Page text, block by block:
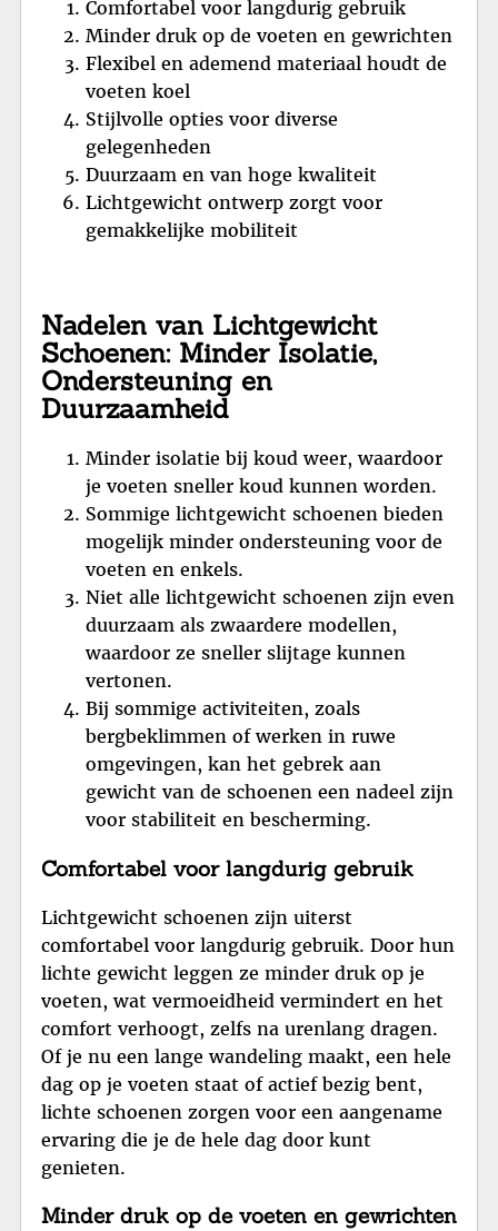
Comfortabel voor langdurig gebruik
Minder druk op de voeten en gewrichten
Flexibel en ademend materiaal houdt de
voeten koel
Stijlvolle opties voor diverse
gelegenheden
Duurzaam en van hoge kwaliteit
Lichtgewicht ontwerp zorgt voor
gemakkelijke mobiliteit
Nadelen van Lichtgewicht
Schoenen: Minder Isolatie,
Ondersteuning en
Duurzaamheid
Minder isolatie bij koud weer, waardoor
je voeten sneller koud kunnen worden.
Sommige lichtgewicht schoenen bieden
mogelijk minder ondersteuning voor de
voeten en enkels.
Niet alle lichtgewicht schoenen zijn even
duurzaam als zwaardere modellen,
waardoor ze sneller slijtage kunnen
vertonen.
Bij sommige activiteiten, zoals
bergbeklimmen of werken in ruwe
omgevingen, kan het gebrek aan
gewicht van de schoenen een nadeel zijn
voor stabiliteit en bescherming.
Comfortabel voor langdurig gebruik
Lichtgewicht schoenen zijn uiterst
comfortabel voor langdurig gebruik. Door hun
lichte gewicht leggen ze minder druk op je
voeten, wat vermoeidheid vermindert en het
comfort verhoogt, zelfs na urenlang dragen.
Of je nu een lange wandeling maakt, een hele
dag op je voeten staat of actief bezig bent,
lichte schoenen zorgen voor een aangename
ervaring die je de hele dag door kunt
genieten.
Minder druk op de voeten en gewrichten